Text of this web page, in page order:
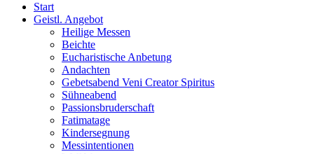
Start
Geistl. Angebot
Heilige Messen
Beichte
Eucharistische Anbetung
Andachten
Gebetsabend Veni Creator Spiritus
Sühneabend
Passionsbruderschaft
Fatimatage
Kindersegnung
Messintentionen